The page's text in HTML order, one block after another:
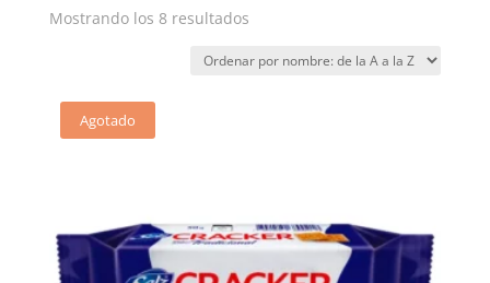
Mostrando los 8 resultados
Agotado